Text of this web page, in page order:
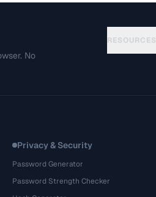
No
RESOURCES
Privacy & Security
Password Generator
Password Strength Checker